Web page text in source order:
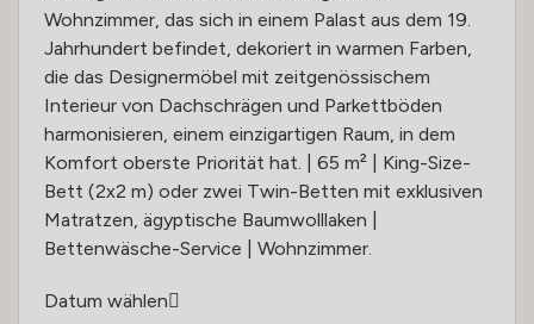
Wohnzimmer, das sich in einem Palast aus dem 19.
Jahrhundert befindet, dekoriert in warmen Farben,
die das Designermöbel mit zeitgenössischem
Interieur von Dachschrägen und Parkettböden
harmonisieren, einem einzigartigen Raum, in dem
Komfort oberste Priorität hat. | 65 m² | King-Size-
Bett (2x2 m) oder zwei Twin-Betten mit exklusiven
Matratzen, ägyptische Baumwolllaken |
Bettenwäsche-Service | Wohnzimmer.
Datum wählen